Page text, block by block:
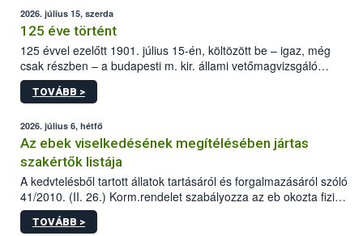
2026. július 15, szerda
125 éve történt
125 évvel ezelőtt 1901. július 15-én, költözött be – igaz, még
csak részben – a budapesti m. kir. állami vetőmagvizsgáló
állomás a Kis Rókus utca 15. szám alatti, Czigler Győző által
tervezett új épületébe.
TOVÁBB >
2026. július 6, hétfő
Az ebek viselkedésének megítélésében jártas
szakértők listája
A kedvtelésből tartott állatok tartásáról és forgalmazásáról szóló
41/2010. (II. 26.) Korm.rendelet szabályozza az eb okozta fizikai
sérülés, illetve ennek veszélye keletkezésekor felmerülő
hatósági feladatokat, valamint a veszélyes eb tartását és annak
TOVÁBB >